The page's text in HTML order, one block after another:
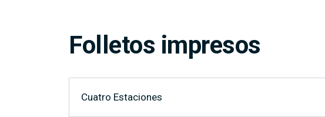
Folletos impresos
Cuatro Estaciones